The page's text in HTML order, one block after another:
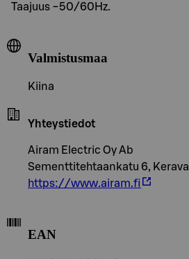
Taajuus ~50/60Hz.
Valmistusmaa
Kiina
Yhteystiedot
Airam Electric Oy Ab
Sementtitehtaankatu 6, Kerava
https://www.airam.fi
EAN